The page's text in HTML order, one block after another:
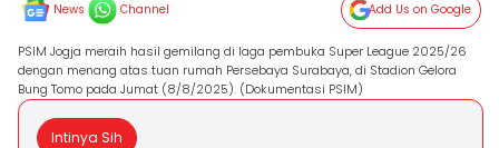
News Channel Add Us on Google
PSIM Jogja meraih hasil gemilang di laga pembuka Super League 2025/26
dengan menang atas tuan rumah Persebaya Surabaya, di Stadion Gelora
Bung Tomo pada Jumat (8/8/2025). (Dokumentasi PSIM)
Intinya Sih